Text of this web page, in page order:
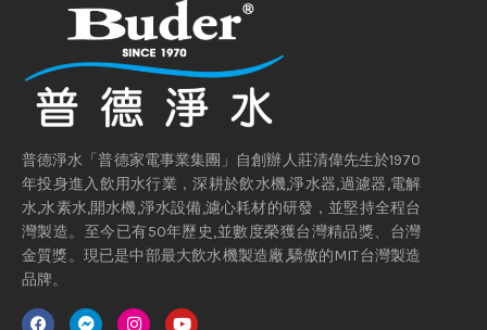
普德淨水「普德家電事業集團」自創辦人莊清偉先生於1970
年投身進入飲用水行業，深耕於飲水機,淨水器,過濾器,電解
水,水素水,開水機,淨水設備,濾心耗材的研發，並堅持全程台
灣製造。至今已有50年歷史,並數度榮獲台灣精品獎、台灣
金質獎。現已是中部最大飲水機製造廠,驕傲的MIT台灣製造
品牌。